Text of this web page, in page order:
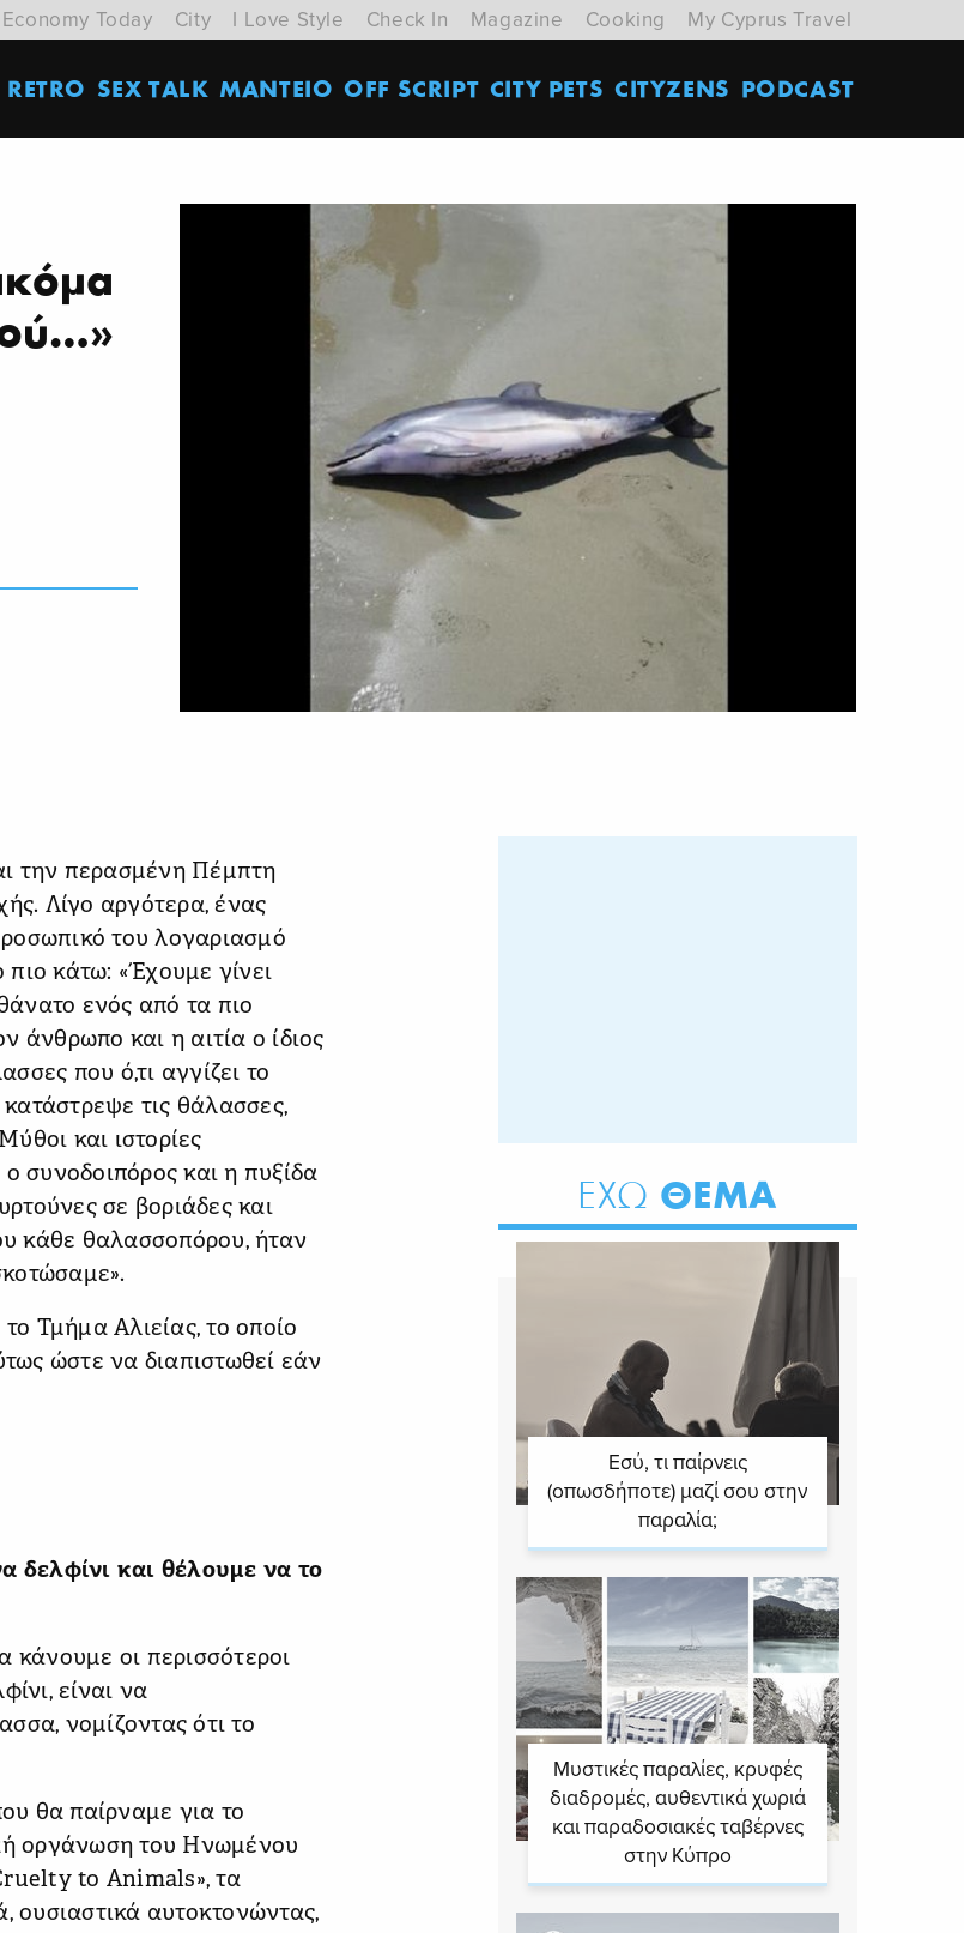
Economy Today City I Love Style Check In Magazine Cooking My Cyprus Travel
RETRO SEX TALK ΜΑΝΤΕΙΟ OFF SCRIPT CITY PETS CITYZENS PODCAST
την περασμένη Πέμπτη
Λίγο αργότερα, ένας
του λογαριασμό
κάτω: «Έχουμε γίνει
ενός από τα πιο
άνθρωπο και η αιτία ο ίδιος
που ό,τι αγγίζει το
τις θάλασσες,
και ιστορίες
συνοδοιπόρος και η πυξίδα
σε βοριάδες και
κάθε θαλασσοπόρου, ήταν
Τμήμα Αλιείας, το οποίο
ώστε να διαπιστωθεί εάν
δελφίνι και θέλουμε να το
οι περισσότεροι
είναι να
νομίζοντας ότι το
θα παίρναμε για το
οργάνωση του Ηνωμένου
to Animals», τα
ουσιαστικά αυτοκτονώντας,
ΕΧΩ ΘΕΜΑ
Εσύ, τι παίρνεις
(οπωσδήποτε) μαζί σου στην
παραλία;
Μυστικές παραλίες, κρυφές
διαδρομές, αυθεντικά χωριά
και παραδοσιακές ταβέρνες
στην Κύπρο